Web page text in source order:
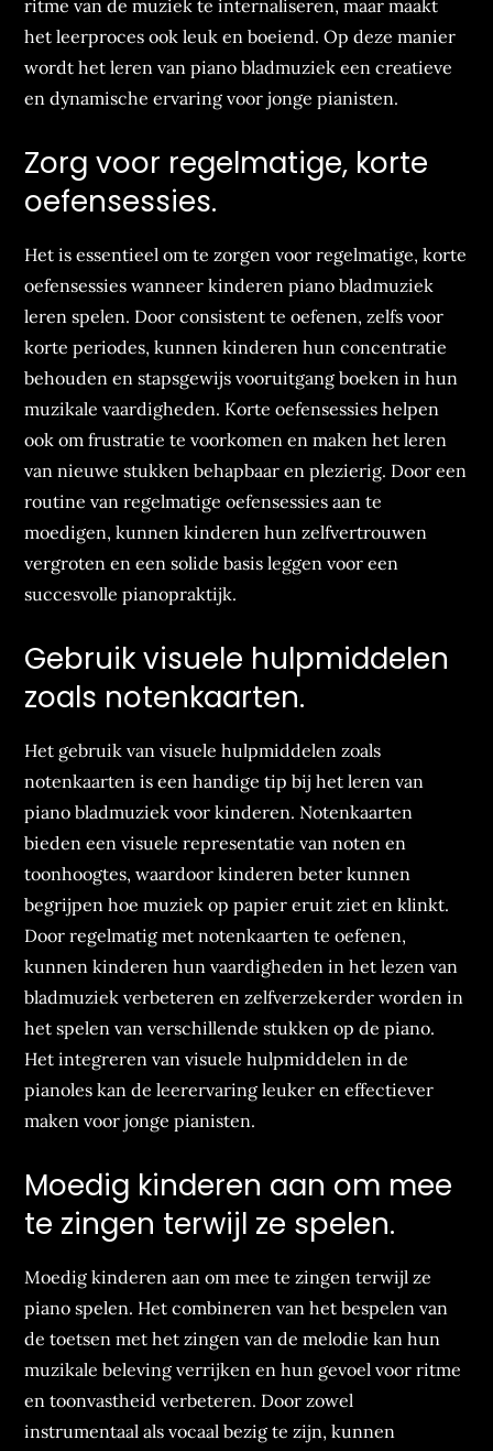
ritme van de muziek te internaliseren, maar maakt
het leerproces ook leuk en boeiend. Op deze manier
wordt het leren van piano bladmuziek een creatieve
en dynamische ervaring voor jonge pianisten.
Zorg voor regelmatige, korte
oefensessies.
Het is essentieel om te zorgen voor regelmatige, korte
oefensessies wanneer kinderen piano bladmuziek
leren spelen. Door consistent te oefenen, zelfs voor
korte periodes, kunnen kinderen hun concentratie
behouden en stapsgewijs vooruitgang boeken in hun
muzikale vaardigheden. Korte oefensessies helpen
ook om frustratie te voorkomen en maken het leren
van nieuwe stukken behapbaar en plezierig. Door een
routine van regelmatige oefensessies aan te
moedigen, kunnen kinderen hun zelfvertrouwen
vergroten en een solide basis leggen voor een
succesvolle pianopraktijk.
Gebruik visuele hulpmiddelen
zoals notenkaarten.
Het gebruik van visuele hulpmiddelen zoals
notenkaarten is een handige tip bij het leren van
piano bladmuziek voor kinderen. Notenkaarten
bieden een visuele representatie van noten en
toonhoogtes, waardoor kinderen beter kunnen
begrijpen hoe muziek op papier eruit ziet en klinkt.
Door regelmatig met notenkaarten te oefenen,
kunnen kinderen hun vaardigheden in het lezen van
bladmuziek verbeteren en zelfverzekerder worden in
het spelen van verschillende stukken op de piano.
Het integreren van visuele hulpmiddelen in de
pianoles kan de leerervaring leuker en effectiever
maken voor jonge pianisten.
Moedig kinderen aan om mee
te zingen terwijl ze spelen.
Moedig kinderen aan om mee te zingen terwijl ze
piano spelen. Het combineren van het bespelen van
de toetsen met het zingen van de melodie kan hun
muzikale beleving verrijken en hun gevoel voor ritme
en toonvastheid verbeteren. Door zowel
instrumentaal als vocaal bezig te zijn, kunnen